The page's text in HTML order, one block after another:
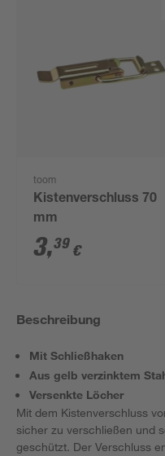
toom
Kistenverschluss 70
mm
3,39 €
Beschreibung
Mit Schließhaken
Aus gelb verzinktem
Versenkte Löcher
Mit dem Kistenverschluss
sicher zu verschließen und
geschützt. Der Verschluss